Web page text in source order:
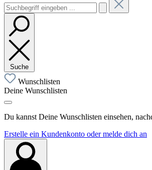
Suche
Wunschlisten
Deine Wunschlisten
Du kannst Deine Wunschlisten einsehen,
Erstelle ein Kundenkonto oder melde dich an